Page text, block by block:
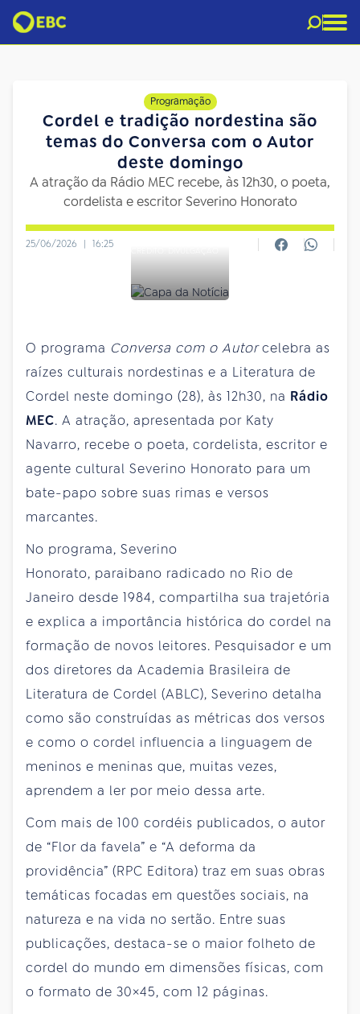
Programação
Cordel e tradição nordestina são
temas do Conversa com o Autor
deste domingo
A atração da Rádio MEC recebe, às 12h30, o poeta,
cordelista e escritor Severino Honorato
25/06/2026 | 16:25
O programa Conversa com o Autorcelebra as
raízes culturais nordestinas e a Literatura de
Cordel neste domingo (28), às 12h30, na Rádio
MEC. A atração, apresentada por Katy
Navarro, recebe o poeta, cordelista, escritor e
agente cultural Severino Honorato para um
bate-papo sobre suas rimas e versos
marcantes.
No programa, Severino
Honorato, paraibano radicado no Rio de
Janeiro desde 1984, compartilha sua trajetória
e explica a importância histórica do cordel na
formação de novos leitores. Pesquisador e um
dos diretores da Academia Brasileira de
Literatura de Cordel (ABLC), Severino detalha
como são construídas as métricas dos versos
e como o cordel influencia a linguagem de
meninos e meninas que, muitas vezes,
aprendem a ler por meio dessa arte.
Com mais de 100 cordéis publicados, o autor
de “Flor da favela” e “A deforma da
providência” (RPC Editora) traz em suas obras
temáticas focadas em questões sociais, na
natureza e na vida no sertão. Entre suas
publicações, destaca-se o maior folheto de
cordel do mundo em dimensões físicas, com
o formato de 30×45, com 12 páginas.